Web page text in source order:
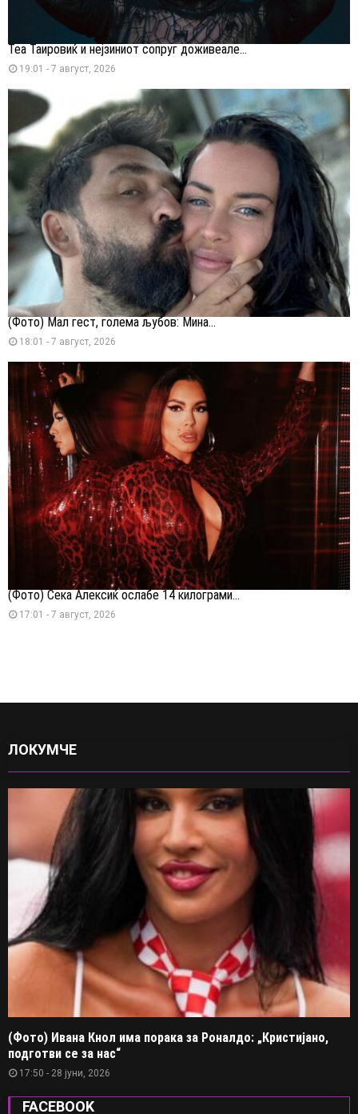
Теа Таировиќ и нејзиниот сопруг доживеале...
19:01 - 7 август, 2026
(Фото) Мал гест, голема љубов: Мина...
18:01 - 7 август, 2026
(Фото) Сека Алексиќ ослабе 14 килограми...
17:01 - 7 август, 2026
ЛОКУМЧЕ
(Фото) Ивана Кнол има порака за Роналдо: „Кристијано,
подготви се за нас“
17:50 - 28 јуни, 2026
FACEBOOK